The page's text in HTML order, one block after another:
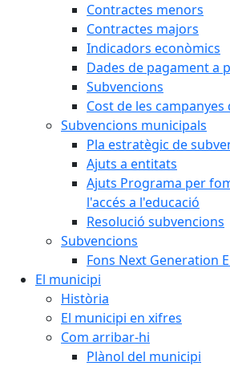
Contractes menors
Contractes majors
Indicadors econòmics
Dades de pagament a
Subvencions
Cost de les
Subvencions municipals
Pla estratègic de
Ajuts a entitats
Ajuts Programa per
l'accés a l'educació
Resolució subvencions
Subvencions
Fons Next Generation
El municipi
Història
El municipi en xifres
Com arribar-hi
Plànol del municipi